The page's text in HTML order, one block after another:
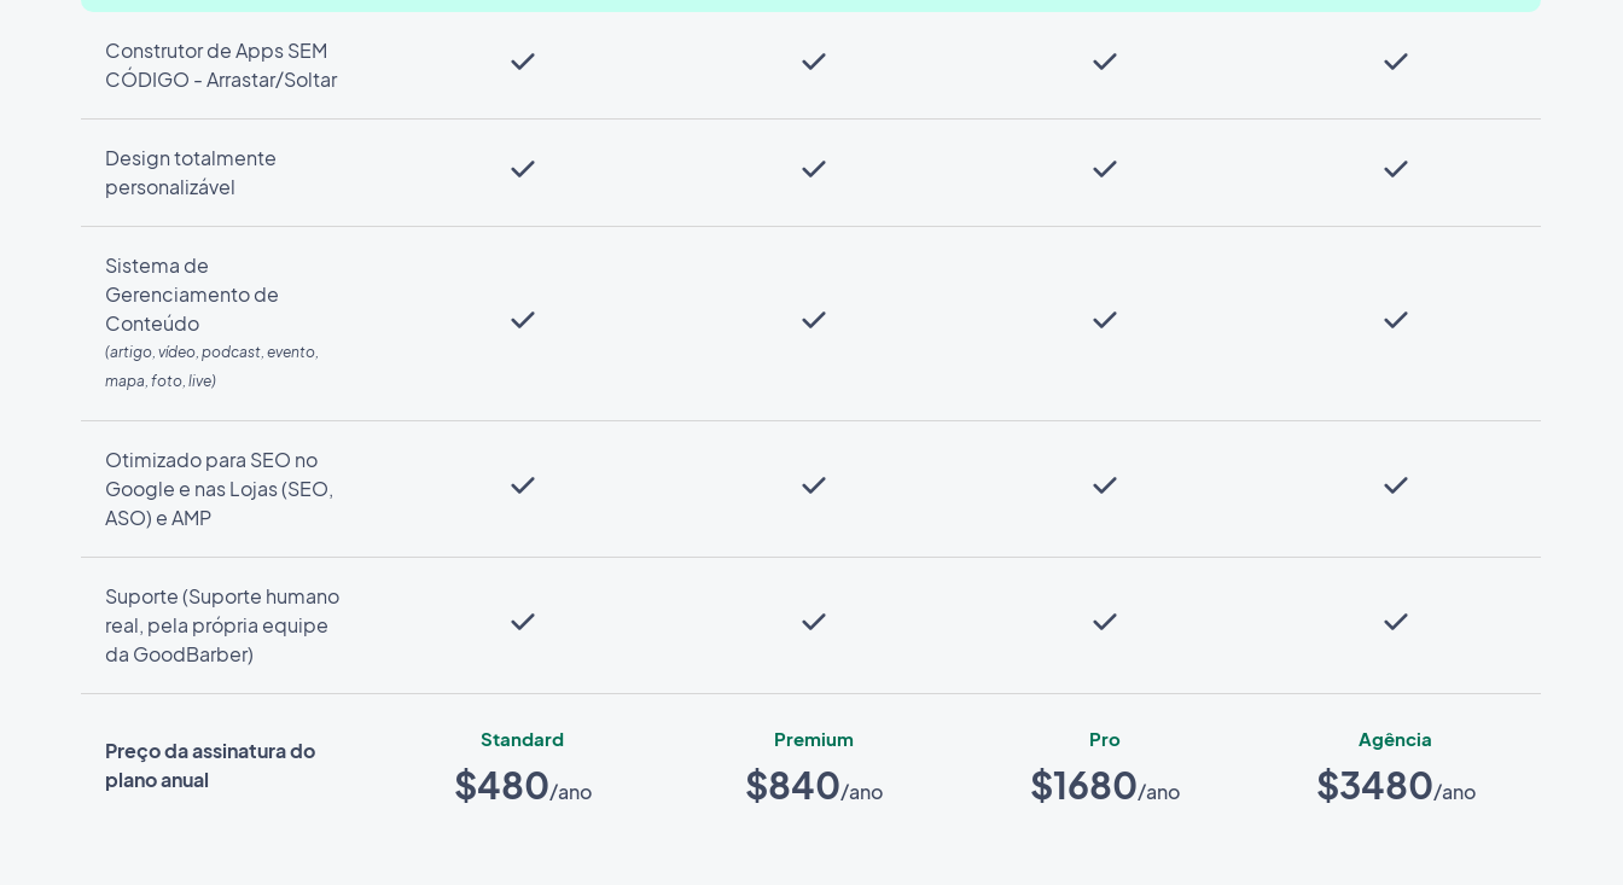
Construtor de Apps SEM
CÓDIGO - Arrastar/Soltar
Design totalmente
personalizável
Sistema de
Gerenciamento de
Conteúdo
(artigo, vídeo, podcast, evento,
mapa, foto, live)
Otimizado para SEO no
Google e nas Lojas (SEO,
ASO) e AMP
Suporte (Suporte humano
real, pela própria equipe
da GoodBarber)
Preço da assinatura do
plano anual
Standard
$480/ano
Premium
$840/ano
Pro
$1680/ano
Agência
$3480/ano